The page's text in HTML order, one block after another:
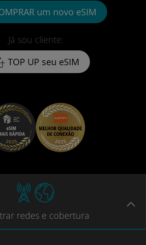
Já sou cliente:
TOP UP seu eSIM
um novo eSIM
redes e cobertura